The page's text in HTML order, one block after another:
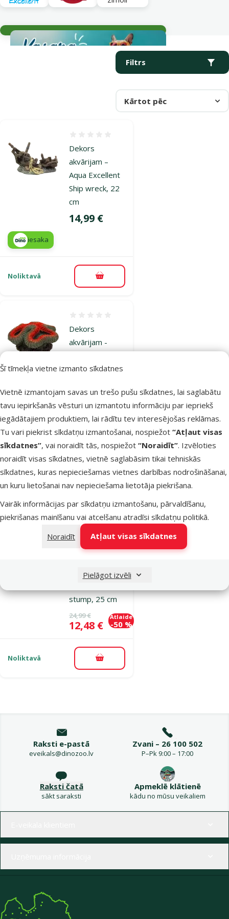
Šī tīmekļa vietne izmanto sīkdatnes
Vietnē izmantojam savas un trešo pušu sīkdatnes, lai saglabātu
tavu iepirkšanās vēsturi un izmantotu informāciju par iepriekš
iegādātajiem produktiem, lai rādītu tev interesējošas reklāmas.
Tu vari piekrist sīkdatņu izmantošanai, nospiežot “Atļaut visas
sīkdatnes”, vai noraidīt tās, nospiežot “Noraidīt”. Izvēloties
noraidīt visas sīkdatnes, vietnē saglabāsim tikai tehniskās
sīkdatnes, kuras nepieciešamas vietnes darbības nodrošināšanai,
un kuru lietošanai nav nepieciešama lietotāja piekrišana.
Vairāk informācijas par sīkdatņu izmantošanu, pārvaldīšanu,
piekrišanas mainīšanu vai atcelšanu atradīsi sīkdatņu politikā.
Noraidīt
Atļaut visas sīkdatnes
Pielāgot izvēli
Filtrs
Kārtot pēc
Dekors
akvārijam –
Aqua Excellent
Ship wreck, 22
cm
Cena
14,99 €
iesaka
Noliktavā Pievienot grozam
Dekors
akvārijam -
Sea Coral, red
11,5 x 6 cm
Oriģinālā cena
Cena
7,48 € -50 %
iesaka
Pievienot grozam
Dekors
akvārijiem un
Rock plateau
stump, 25 cm
Atsauksmes 0%
Oriģinālā cena
24,99 €
Cena
12,48 €
Atlaide
-50 %
Noliktavā Pievienot grozam
Raksti e-pastā
eveikals@dinozoo.lv
Zvani – 26 100 502
P–Pk 9:00 – 17:00
Raksti čatā
sākt saraksti
Apmeklē klātienē
kādu no mūsu veikaliem